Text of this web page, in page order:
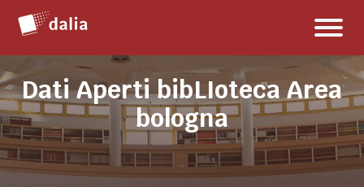
contenuto
Dati Aperti bibLIoteca Area
bologna